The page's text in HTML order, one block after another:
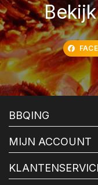
BBQING
MIJN ACCOUNT